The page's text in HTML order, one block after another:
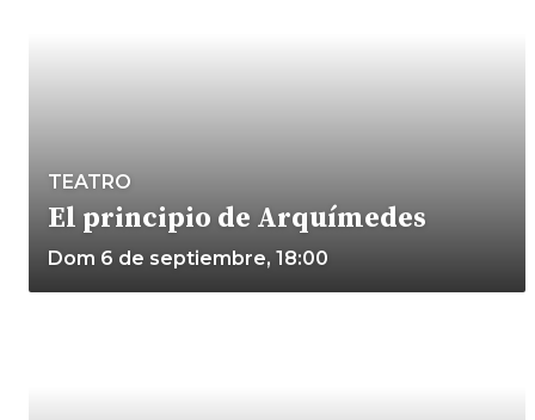
TEATRO
El principio de Arquímedes
Dom 6 de septiembre, 18:00